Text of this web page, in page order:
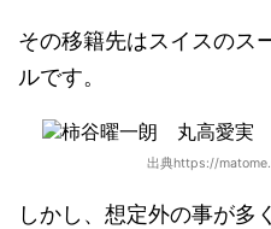
その移籍先はスイスのス
ルです。
出典https://
しかし、想定外の事が多